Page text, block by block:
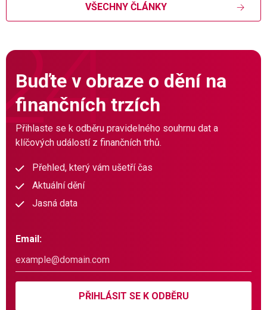
VŠECHNY ČLÁNKY
Buďte v obraze o dění na
finančních trzích
Přihlaste se k odběru pravidelného souhrnu dat a
klíčových událostí z finančních trhů.
Přehled, který vám ušetří čas
Aktuální dění
Jasná data
Email:
PŘIHLÁSIT SE K ODBĚRU